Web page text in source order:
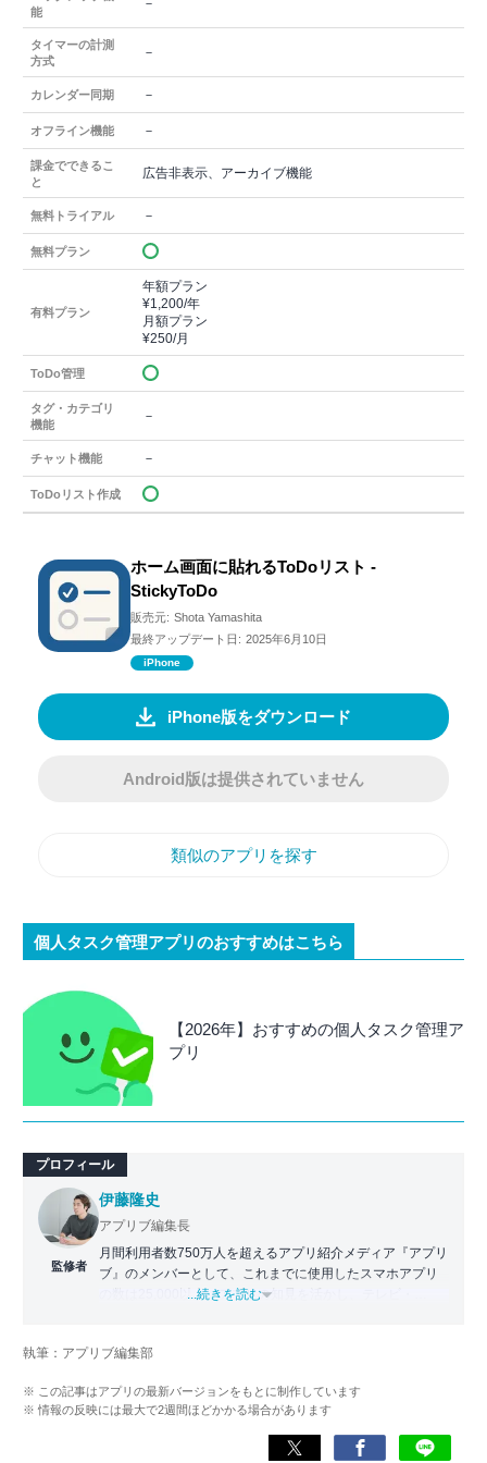
能
－
タイマーの計測
方式
－
カレンダー同期 －
オフライン機能 －
課金でできるこ
と
広告非表示、アーカイブ機能
無料トライアル －
無料プラン
有料プラン
年額プラン
¥1,200/年
月額プラン
¥250/月
ToDo管理
タグ・カテゴリ
機能
－
チャット機能 －
ToDoリスト作成
ホーム画面に貼れるToDoリスト -
StickyToDo
販売元: Shota Yamashita
最終アップデート日: 2025年6月10日
iPhone
iPhone版をダウンロード
Android版は提供されていません
類似のアプリを探す
個人タスク管理アプリのおすすめはこちら
【2026年】おすすめの個人タスク管理ア
プリ
プロフィール
監修者
伊藤隆史
アプリブ編集長
月間利用者数750万人を超えるアプリ紹介メディア『アプリ
ブ』のメンバーとして、これまでに使用したスマホアプリ
の数は25,000以上。アプリの知見を活かし、テレビ・
化アプリの紹介）、TBS『サタプラ』（スマホライフが変
スマホアプリ）他
...続きを読む
執筆：アプリブ編集部
※ この記事はアプリの最新バージョンをもとに制作しています
※ 情報の反映には最大で2週間ほどかかる場合があります